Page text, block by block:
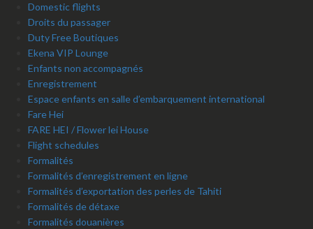
Domestic flights
Droits du passager
Duty Free Boutiques
Ekena VIP Lounge
Enfants non accompagnés
Enregistrement
Espace enfants en salle d’embarquement international
Fare Hei
FARE HEI / Flower lei House
Flight schedules
Formalités
Formalités d’enregistrement en ligne
Formalités d’exportation des perles de Tahiti
Formalités de détaxe
Formalités douanières